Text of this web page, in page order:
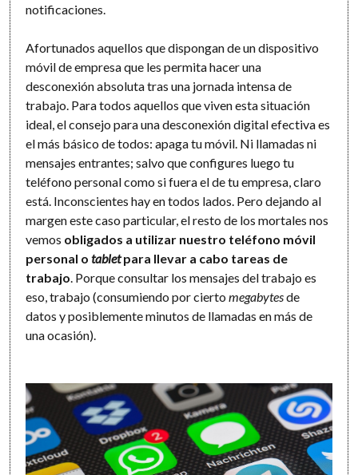
notificaciones.
Afortunados aquellos que dispongan de un dispositivo
móvil de empresa que les permita hacer una
desconexión absoluta tras una jornada intensa de
trabajo. Para todos aquellos que viven esta situación
ideal, el consejo para una desconexión digital efectiva es
el más básico de todos: apaga tu móvil. Ni llamadas ni
mensajes entrantes; salvo que configures luego tu
teléfono personal como si fuera el de tu empresa, claro
está. Inconscientes hay en todos lados. Pero dejando al
margen este caso particular, el resto de los mortales nos
vemos obligados a utilizar nuestro teléfono móvil
personal otabletpara llevar a cabo tareas de
trabajo. Porque consultar los mensajes del trabajo es
eso, trabajo (consumiendo por ciertomegabytesde
datos y posiblemente minutos de llamadas en más de
una ocasión).